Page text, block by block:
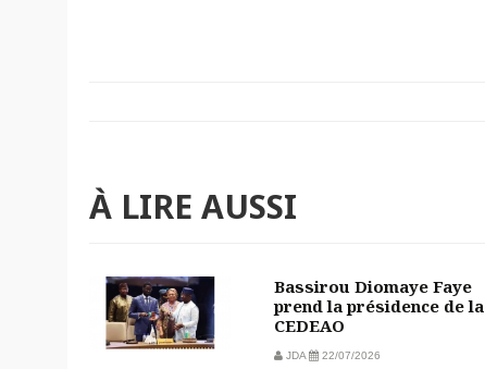
À LIRE AUSSI
Bassirou Diomaye Faye
prend la présidence de la
CEDEAO
JDA 22/07/2026